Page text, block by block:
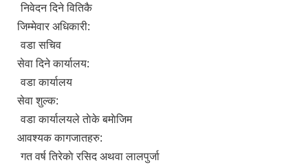
निवेदन दिने वितिकै
जिम्मेवार अधिकारी:
वडा सचिव
सेवा दिने कार्यालय:
वडा कार्यालय
सेवा शुल्क:
वडा कार्यालयले ताेके बमाेजिम
आवश्यक कागजातहरु:
गत वर्ष तिरेकाे रसिद अथवा लालपुर्जा